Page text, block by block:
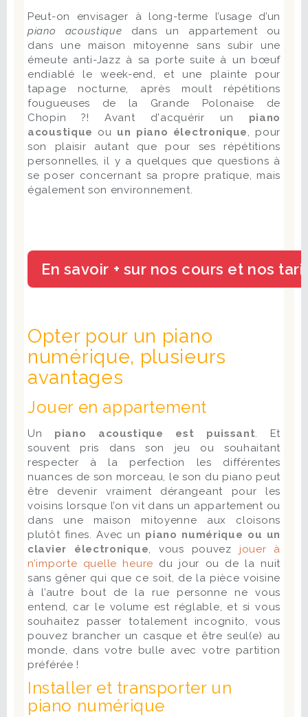
Peut-on envisager à long-terme l’usage d’un
piano acoustique dans un appartement ou
dans une maison mitoyenne sans subir une
émeute anti-Jazz à sa porte suite à un bœuf
endiablé le week-end, et une plainte pour
tapage nocturne, après moult répétitions
fougueuses de la Grande Polonaise de
Chopin ?! Avant d'acquérir un piano
acoustique ou un piano électronique, pour
son plaisir autant que pour ses répétitions
personnelles, il y a quelques que questions à
se poser concernant sa propre pratique, mais
également son environnement.
Opter pour un piano
numérique, plusieurs
avantages
Jouer en appartement
Un piano acoustique est puissant. Et
souvent pris dans son jeu ou souhaitant
respecter à la perfection les différentes
nuances de son morceau, le son du piano peut
être devenir vraiment dérangeant pour les
voisins lorsque l’on vit dans un appartement ou
dans une maison mitoyenne aux cloisons
plutôt fines. Avec un piano numérique ou un
clavier électronique, vous pouvez jouer à
n’importe quelle heure du jour ou de la nuit
sans gêner qui que ce soit, de la pièce voisine
à l’autre bout de la rue personne ne vous
entend, car le volume est réglable, et si vous
souhaitez passer totalement incognito, vous
pouvez brancher un casque et être seul(e) au
monde, dans votre bulle avec votre partition
préférée !
Installer et transporter un
piano numérique